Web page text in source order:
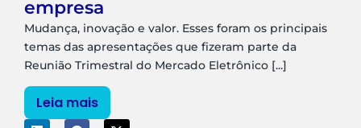
empresa
Mudança, inovação e valor. Esses foram os principais
temas das apresentações que fizeram parte da
Reunião Trimestral do Mercado Eletrônico [...]
Leia mais